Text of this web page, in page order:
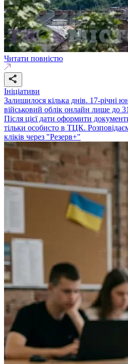
Читати повністю
Ініціативи
Залишилося кілька днів. 17-річні
військовий облік онлайн лише до
Після цієї дати оформити
тільки особисто в ТЦК.
кліків через "Резерв+"